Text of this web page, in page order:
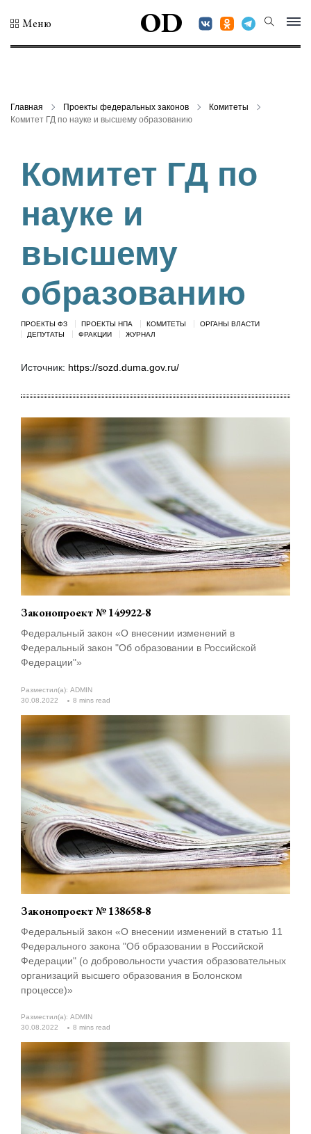
Меню OD
Главная Проекты федеральных законов
Комитеты
Комитет ГД по науке и высшему образованию
Комитет ГД по
науке и
высшему
образованию
ПРОЕКТЫ ФЗ ПРОЕКТЫ НПА КОМИТЕТЫ
ОРГАНЫ ВЛАСТИ
ДЕПУТАТЫ
ФРАКЦИИ ЖУРНАЛ
Источник: https://sozd.duma.gov.ru/
Законопроект № 149922-8
Федеральный закон «О внесении изменений в
Федеральный закон "Об образовании в Российской
Федерации"»
Разместил(а): ADMIN
30.08.2022
8 mins read
Законопроект № 138658-8
Федеральный закон «О внесении изменений в статью 11
Федерального закона "Об образовании в Российской
Федерации" (о добровольности участия образовательных
организаций высшего образования в Болонском
процессе)»
Разместил(а): ADMIN
30.08.2022
8 mins read